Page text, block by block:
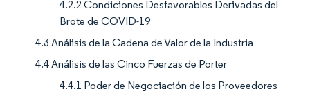
4.2.2 Condiciones Desfavorables Derivadas del
Brote de COVID-19
4.3 Análisis de la Cadena de Valor de la Industria
4.4 Análisis de las Cinco Fuerzas de Porter
4.4.1 Poder de Negociación de los Proveedores